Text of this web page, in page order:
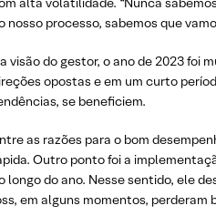
nosso processo, sabemos que
visão do gestor, o ano de 2023 foi
opostas e em um curto
se beneficiem.
as razões para o bom
Outro ponto foi a
longo do ano. Nesse sentido, ele
em alguns momentos, perderam